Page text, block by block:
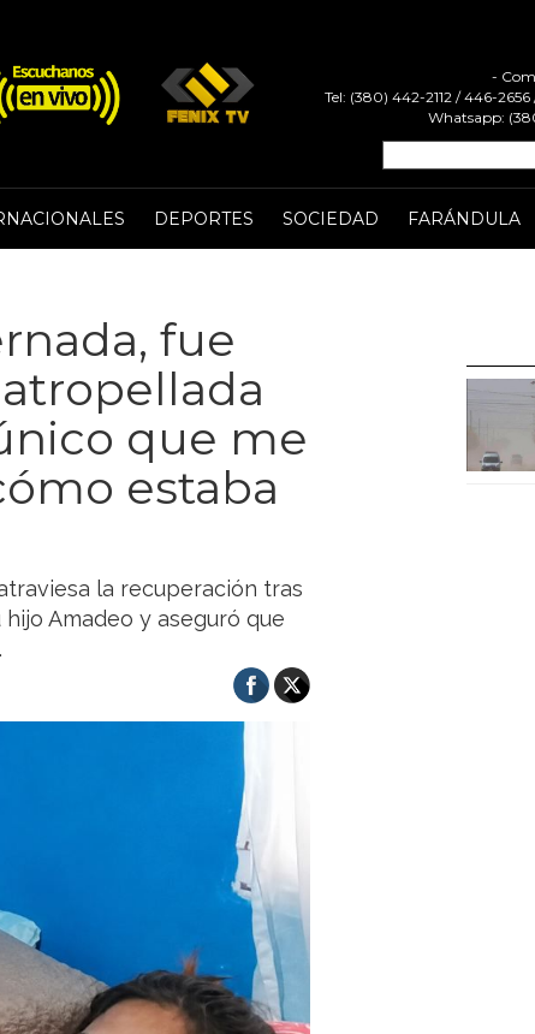
-
Tel: (380) 442-2112 / 446-
Whatsapp:
DEPORTES SOCIEDAD FARÁNDULA
fue
que me
estaba
la recuperación tras
Amadeo y aseguró que